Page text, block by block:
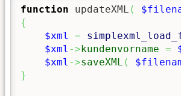
function updateXML (
{
$xml
=
$xml ->kundenvorname =
$xml ->saveXML (
}